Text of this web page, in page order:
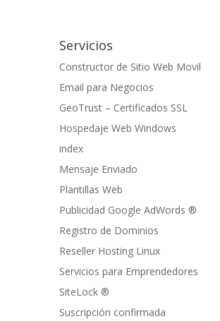
Servicios
Constructor de Sitio Web Movil
Email para Negocios
GeoTrust – Certificados SSL
Hospedaje Web Windows
index
Mensaje Enviado
Plantillas Web
Publicidad Google AdWords ®
Registro de Dominios
Reseller Hosting Linux
Servicios para Emprendedores
SiteLock ®
Suscripción confirmada